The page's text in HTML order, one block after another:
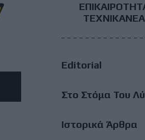
Footer
Main
Menu
ΤΕΧΝΙΚΑ
Editorial
Στο Στόμα Του
Ιστορικά Άρθρα